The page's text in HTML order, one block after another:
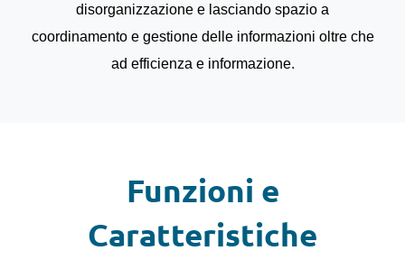
disorganizzazione e lasciando spazio a
coordinamento e gestione delle informazioni oltre che
ad efficienza e informazione.
Funzioni e
Caratteristiche